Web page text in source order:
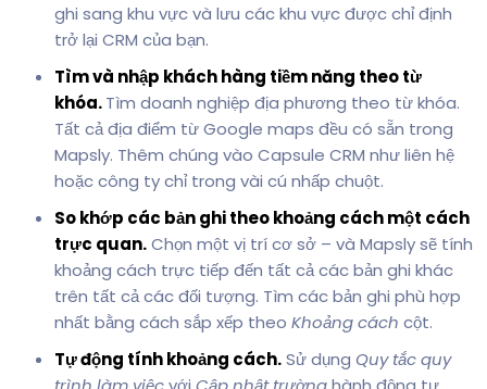
ghi sang khu vực và lưu các khu vực được chỉ định
trở lại CRM của bạn.
Tìm và nhập khách hàng tiềm năng theo từ
khóa.Tìm doanh nghiệp địa phương theo từ khóa.
Tất cả địa điểm từ Google maps đều có sẵn trong
Mapsly. Thêm chúng vào Capsule CRM như liên hệ
hoặc công ty chỉ trong vài cú nhấp chuột.
So khớp các bản ghi theo khoảng cách một cách
trực quan.Chọn một vị trí cơ sở – và Mapsly sẽ tính
khoảng cách trực tiếp đến tất cả các bản ghi khác
trên tất cả các đối tượng. Tìm các bản ghi phù hợp
nhất bằng cách sắp xếp theo Khoảng cách cột.
Tự động tính khoảng cách.Sử dụng Quy tắc quy